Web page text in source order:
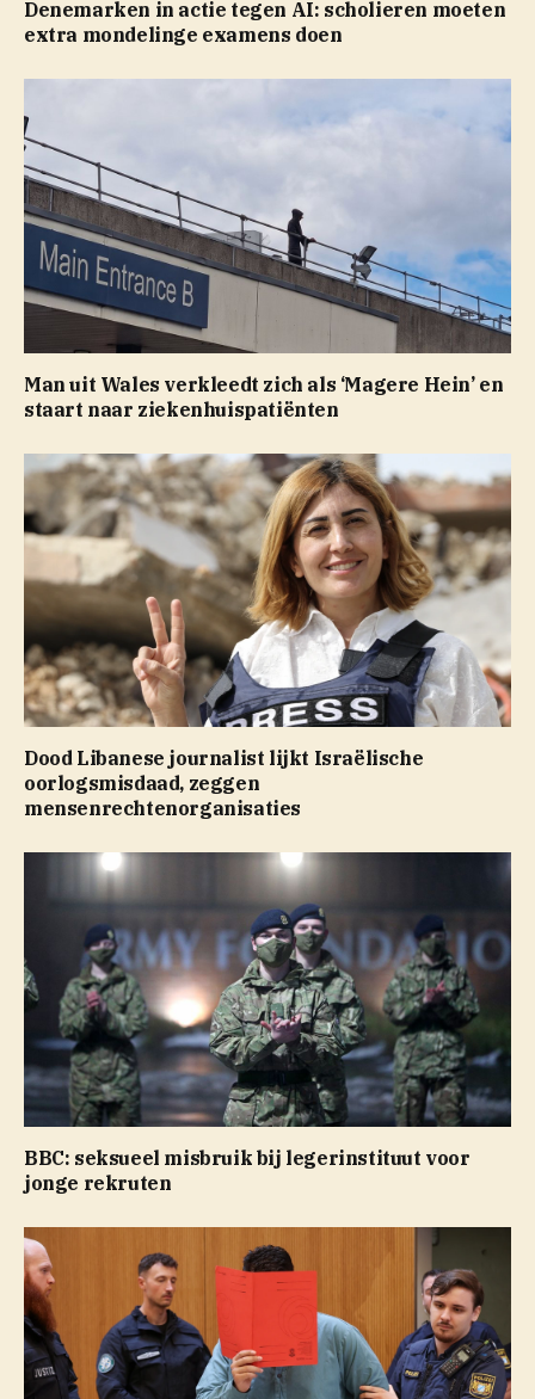
Denemarken in actie tegen AI: scholieren moeten
extra mondelinge examens doen
Man uit Wales verkleedt zich als ‘Magere Hein’ en
staart naar ziekenhuispatiënten
Dood Libanese journalist lijkt Israëlische
oorlogsmisdaad, zeggen
mensenrechtenorganisaties
BBC: seksueel misbruik bij legerinstituut voor
jonge rekruten